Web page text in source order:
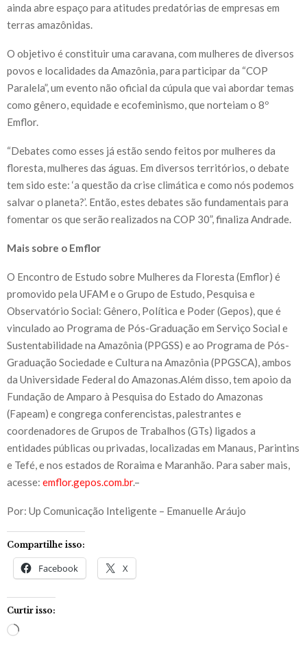
ainda abre espaço para atitudes predatórias de empresas em
terras amazônidas.
O objetivo é constituir uma caravana, com mulheres de diversos
povos e localidades da Amazônia, para participar da “COP
Paralela”, um evento não oficial da cúpula que vai abordar temas
como gênero, equidade e ecofeminismo, que norteiam o 8º
Emflor.
“Debates como esses já estão sendo feitos por mulheres da
floresta, mulheres das águas. Em diversos territórios, o debate
tem sido este: ‘a questão da crise climática e como nós podemos
salvar o planeta?’. Então, estes debates são fundamentais para
fomentar os que serão realizados na COP 30”, finaliza Andrade.
Mais sobre o Emflor
O Encontro de Estudo sobre Mulheres da Floresta (Emflor) é
promovido pela UFAM e o Grupo de Estudo, Pesquisa e
Observatório Social: Gênero, Política e Poder (Gepos), que é
vinculado ao Programa de Pós-Graduação em Serviço Social e
Sustentabilidade na Amazônia (PPGSS) e ao Programa de Pós-
Graduação Sociedade e Cultura na Amazônia (PPGSCA), ambos
da Universidade Federal do Amazonas.Além disso, tem apoio da
Fundação de Amparo à Pesquisa do Estado do Amazonas
(Fapeam) e congrega conferencistas, palestrantes e
coordenadores de Grupos de Trabalhos (GTs) ligados a
entidades públicas ou privadas, localizadas em Manaus, Parintins
e Tefé, e nos estados de Roraima e Maranhão. Para saber mais,
acesse: emflor.gepos.com.br.–
Por: Up Comunicação Inteligente – Emanuelle Aráujo
Compartilhe isso:
Facebook X
Curtir isso:
C